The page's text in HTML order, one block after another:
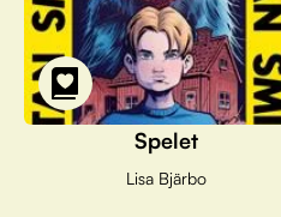
Spelet
Lisa Bjärbo